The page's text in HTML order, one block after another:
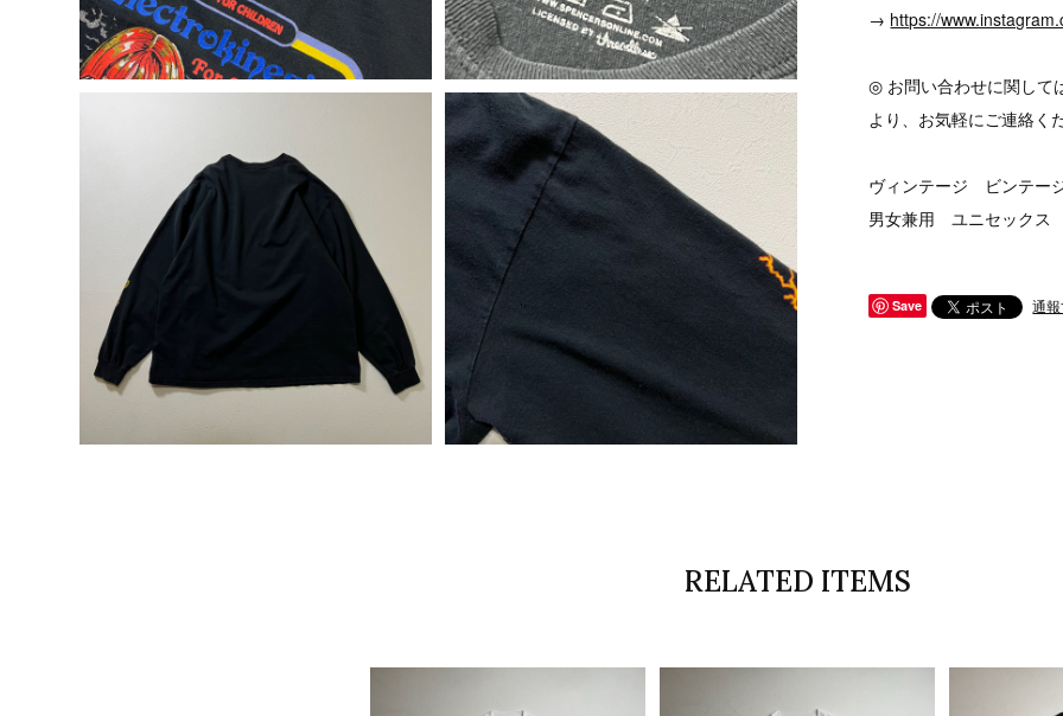
→ https://
◎ お問い合わせに関して
より、お気軽にご連絡く
ヴィンテージ ビンテー
男女兼用 ユニセックス
Save 通
RELATED ITEMS